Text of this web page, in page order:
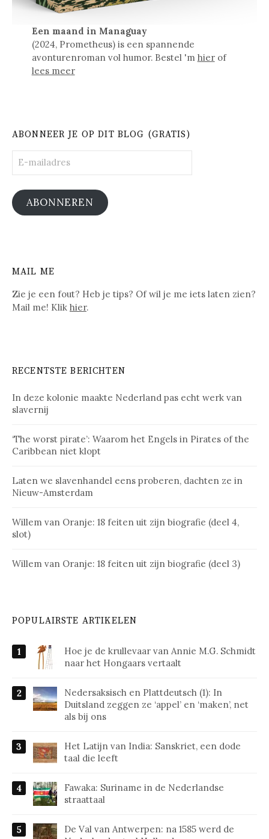
Een maand in Managuay
(2024, Prometheus) is een spannende
avonturenroman vol humor. Bestel 'm hierof
lees meer
ABONNEER JE OP DIT BLOG (GRATIS)
mailadres
ABONNEREN
MAIL ME
Zie je een fout? Heb je tips? Of wil je me iets laten zien?
Mail me! Klik hier.
RECENTSTE BERICHTEN
In deze kolonie maakte Nederland pas echt werk van
slavernij
‘The worst pirate’: Waarom het Engels in Pirates of the
Caribbean niet klopt
Laten we slavenhandel eens proberen, dachten ze in
Nieuw-Amsterdam
Willem van Oranje: 18 feiten uit zijn biografie (deel 4,
slot)
Willem van Oranje: 18 feiten uit zijn biografie (deel 3)
POPULAIRSTE ARTIKELEN
Hoe je de krullevaar van Annie M.G. Schmidt
naar het Hongaars vertaalt
Nedersaksisch en Plattdeutsch (1): In
Duitsland zeggen ze ‘appel’ en ‘maken’, net
als bij ons
Het Latijn van India: Sanskriet, een dode
taal die leeft
Fawaka: Suriname in de Nederlandse
straattaal
De Val van Antwerpen: na 1585 werd de